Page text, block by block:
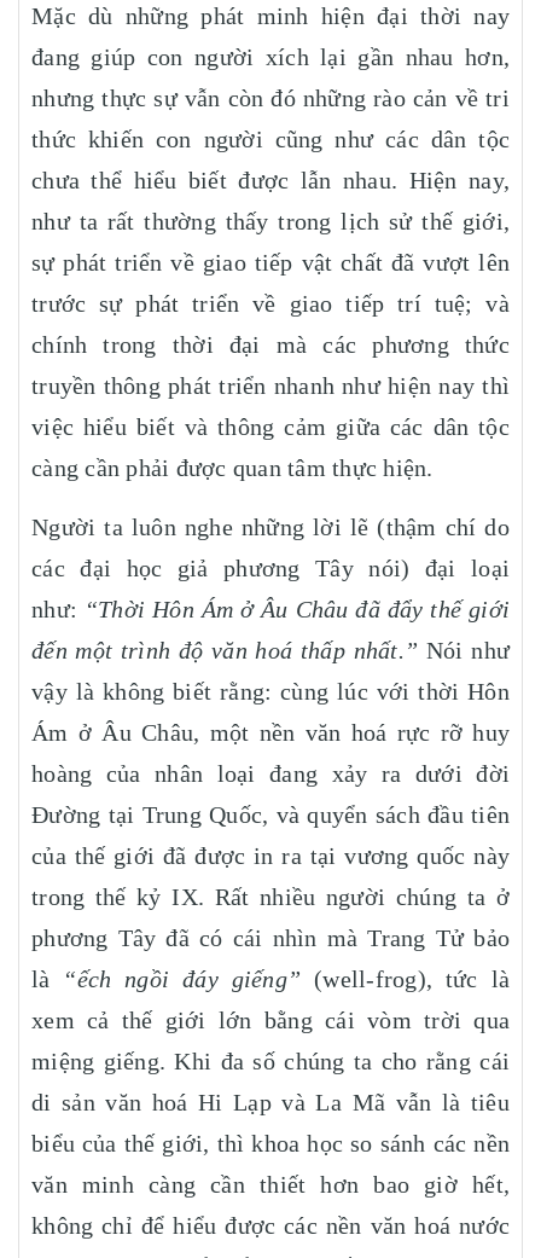
Mặc dù những phát minh hiện đại thời nay
đang giúp con người xích lại gần nhau hơn,
nhưng thực sự vẫn còn đó những rào cản về tri
thức khiến con người cũng như các dân tộc
chưa thể hiểu biết được lẫn nhau. Hiện nay,
như ta rất thường thấy trong lịch sử thế giới,
sự phát triển về giao tiếp vật chất đã vượt lên
trước sự phát triển về giao tiếp trí tuệ; và
chính trong thời đại mà các phương thức
truyền thông phát triển nhanh như hiện nay thì
việc hiểu biết và thông cảm giữa các dân tộc
càng cần phải được quan tâm thực hiện.
Người ta luôn nghe những lời lẽ (thậm chí do
các đại học giả phương Tây nói) đại loại
như: “Thời Hôn Ám ở Âu Châu đã đẩy thế giới
đến một trình độ văn hoá thấp nhất.” Nói như
vậy là không biết rằng: cùng lúc với thời Hôn
Ám ở Âu Châu, một nền văn hoá rực rỡ huy
hoàng của nhân loại đang xảy ra dưới đời
Đường tại Trung Quốc, và quyển sách đầu tiên
của thế giới đã được in ra tại vương quốc này
trong thế kỷ IX. Rất nhiều người chúng ta ở
phương Tây đã có cái nhìn mà Trang Tử bảo
là
“ếch ngồi đáy giếng” (well-frog), tức là
xem cả thế giới lớn bằng cái vòm trời qua
miệng giếng. Khi đa số chúng ta cho rằng cái
di sản văn hoá Hi Lạp và La Mã vẫn là tiêu
biểu của thế giới, thì khoa học so sánh các nền
văn minh càng cần thiết hơn bao giờ hết,
không chỉ để hiểu được các nền văn hoá nước